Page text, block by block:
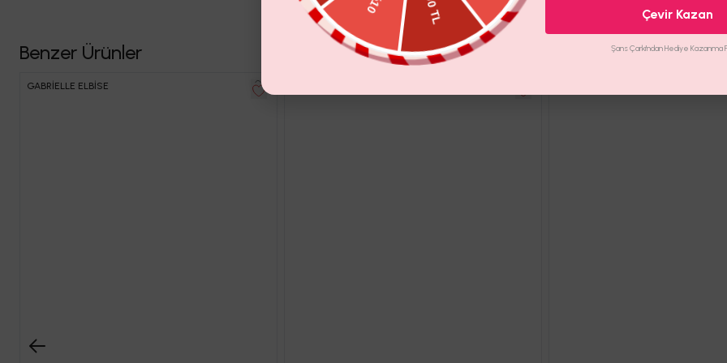
İade Koşulları
Benzer Ürünler
GABRİELLE ELBİSE
Çevir Kazan
Şans Çarkı'ndan Hediye Kazanma